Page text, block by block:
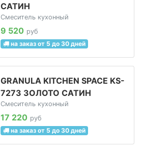
САТИН
Смеситель кухонный
9 520 руб
на заказ от 5 до 30 дней
GRANULA KITCHEN SPACE KS-
7273 ЗОЛОТО САТИН
Смеситель кухонный
17 220 руб
на заказ от 5 до 30 дней